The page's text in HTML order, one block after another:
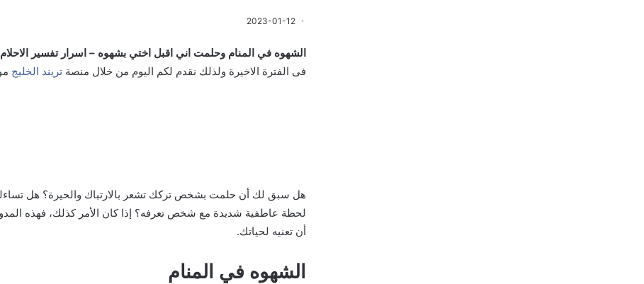
2023-01-12
الشهوه في المنام وحلمت اني اقبل اختي بشهوه – اسرار تفسير الاحلام
فى الفترة الاخيرة ولذلك نقدم لكم اليوم من خلال منصة تريند الخليج
هل سبق لك أن حلمت بشخص تركك تشعر بالارتباك والحيرة؟ هل
لحظة عاطفية شديدة مع شخص تعرفه؟ إذا كان الأمر كذلك، فهذه
أن تعنيه لحياتك.
الشهوه في المنام